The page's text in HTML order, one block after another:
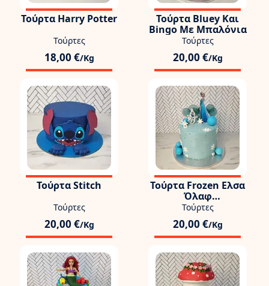
Τούρτα Harry Potter
Τούρτες
18,00 €/Kg
Τούρτα Bluey Και
Bingo Με Μπαλόνια
Τούρτες
20,00 €/Kg
Τούρτα Stitch
Τούρτες
20,00 €/Kg
Τούρτα Frozen Ελσα
Όλαφ
Γλειφιτζούρια
Τούρτες
20,00 €/Kg